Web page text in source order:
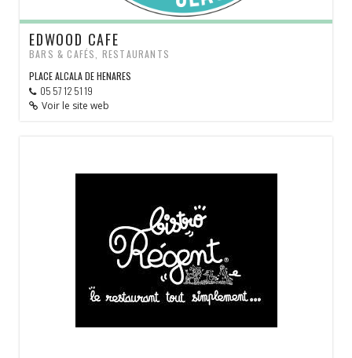
EDWOOD CAFE
BARS & CAFÉS, RESTAURANTS
PLACE ALCALA DE HENARES
05 57 12 51 19
Voir le site web